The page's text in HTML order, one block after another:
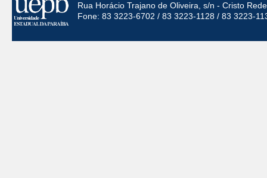
Rua Horácio Trajano de Oliveira, s/n - Cristo
Fone: 83 3223-6702 / 83 3223-1128 / 83 3223-